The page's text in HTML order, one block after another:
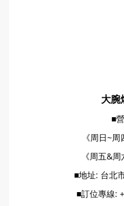
大腕
■
《周日~
《周五&
■地址: 台北
■訂位專線: